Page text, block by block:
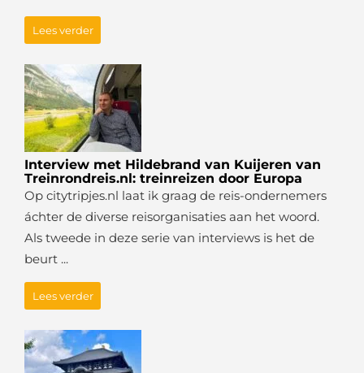
Lees verder
Interview met Hildebrand van Kuijeren van
Treinrondreis.nl: treinreizen door Europa
Op citytripjes.nl laat ik graag de reis-ondernemers
áchter de diverse reisorganisaties aan het woord.
Als tweede in deze serie van interviews is het de
beurt ...
Lees verder